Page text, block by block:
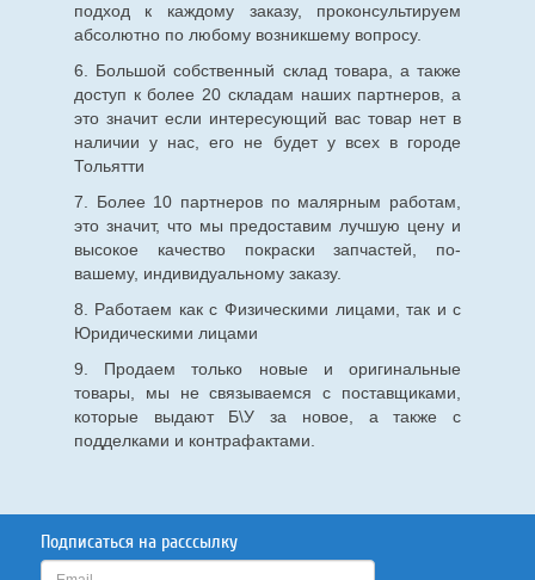
подход к каждому заказу, проконсультируем
абсолютно по любому возникшему вопросу.
6. Большой собственный склад товара, а также
доступ к более 20 складам наших партнеров, а
это значит если интересующий вас товар нет в
наличии у нас, его не будет у всех в городе
Тольятти
7. Более 10 партнеров по малярным работам,
это значит, что мы предоставим лучшую цену и
высокое качество покраски запчастей, по-
вашему, индивидуальному заказу.
8. Работаем как с Физическими лицами, так и с
Юридическими лицами
9. Продаем только новые и оригинальные
товары, мы не связываемся с поставщиками,
которые выдают Б\У за новое, а также с
подделками и контрафактами.
Подписаться на расссылку